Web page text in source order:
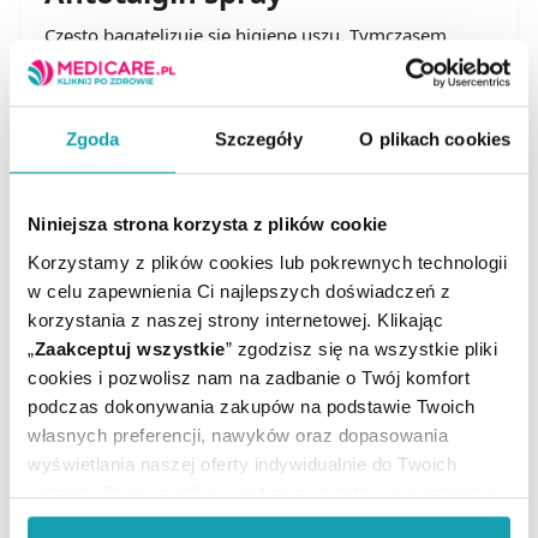
Zgoda Szczegóły O plikach cookies
Niniejsza strona korzysta z plików cookie
Korzystamy z plików cookies lub pokrewnych technologii
w celu zapewnienia Ci najlepszych doświadczeń z
korzystania z naszej strony internetowej. Klikając
„Zaakceptuj wszystkie” zgodzisz się na wszystkie pliki
cookies i pozwolisz nam na zadbanie o Twój komfort
podczas dokonywania zakupów na podstawie Twoich
własnych preferencji, nawyków oraz dopasowania
wyświetlania naszej oferty indywidualnie do Twoich
potrzeb. Część z plików jest nam dodatkowo niezbędna
do prawidłowego działania Portalu oraz jego
Często bagatelizuje się higienę uszu. Tymczasem
zalegająca woskowina może prowadzić do poważnych
problemów. Przyczynia się do uczucia zatkania ucha,
zaburzenia słuchu i infekcji. Aby zapobiec tym
niedogodnościom, Farmina stworzyła
spray. Jest to wyrób medyczny, który skutecznie
wspiera codzienną higienę przewodu słuchowego.
zmiękczającym i oczyszczającym.
Pozwala zatem bezpiecznie i komfortowo usuwać
nadmiar woskowiny. Omawianyspray do uszu
wyróżnia się skutecznością i działaniem łagodzącym.
Koi drobne podrażnienia i zapobiega ich
powstawaniu. Regularne stosowanie preparatu
Antotalgin ogranicza ryzyko tworzenia się korków
woskowinowych i wspiera prawidłowe
funkcjonowanie narządu słuchu.